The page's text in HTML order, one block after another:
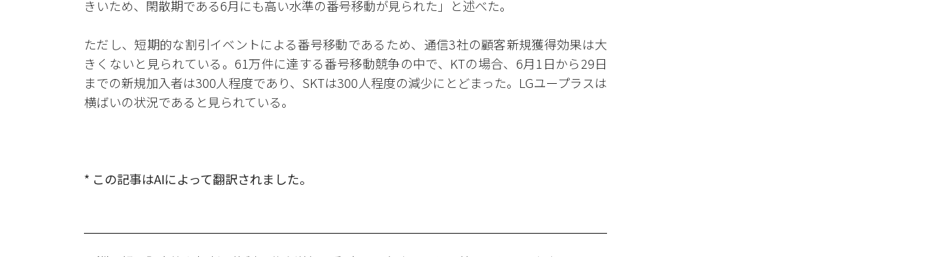
きいため、閑散期である6月にも高い水準の番号移動が見られた」と述べた。
ただし、短期的な割引イベントによる番号移動であるため、通信3社の顧客新規獲得効果は大
きくないと見られている。61万件に達する番号移動競争の中で、KTの場合、6月1日から29日
までの新規加入者は300人程度であり、SKTは300人程度の減少にとどまった。LGユープラスは
横ばいの状況であると見られている。
* この記事はAIによって翻訳されました。